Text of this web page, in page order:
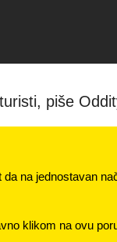
piše
na jednostavan
klikom na ovu